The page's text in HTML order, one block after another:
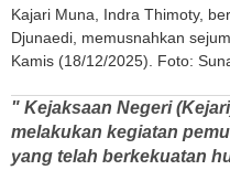
Kajari Muna, Indra Thimoty,
Djunaedi, memusnahkan
Kamis (18/12/2025). Foto:
" Kejaksaan Negeri
melakukan kegiatan
yang telah berkekuatan